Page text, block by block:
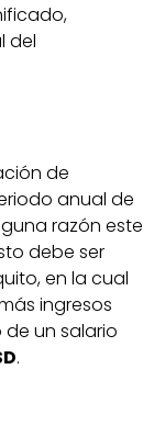
del
de
anual de
razón este
debe ser
en la cual
ingresos
de un salario
.